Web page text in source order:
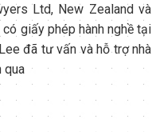
Ltd, New Zealand và
giấy phép hành nghề tại
đã tư vấn và hỗ trợ nhà
qua